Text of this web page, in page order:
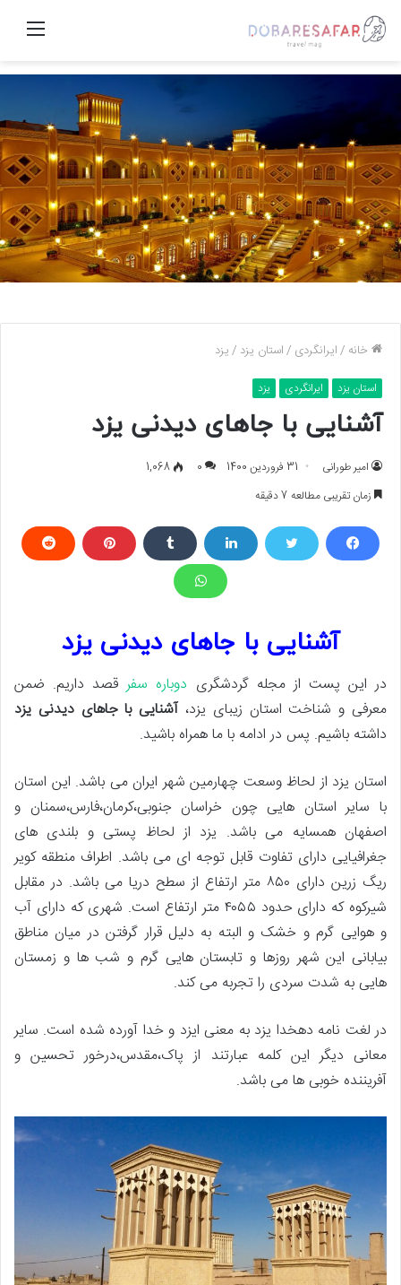
منو
خانه /ایرانگردی /استان یزد /یزد
استان یزد ایرانگردی یزد
آشنایی با جاهای دیدنی یزد
امیر طورانی 31 فروردین 1400 0
1,068
زمان تقریبی مطالعه 7 دقیقه
آشنایی با جاهای دیدنی یزد
در این پست از مجله گردشگری دوباره سفرقصد داریم. ضمن
معرفی و شناخت استان زیبای یزد،آشنایی با جاهای دیدنی یزد
داشته باشیم. پس در ادامه با ما همراه باشید.
استان یزد از لحاظ وسعت چهارمین شهر ایران می باشد. این استان
با سایر استان هایی چون خراسان جنوبی،کرمان،فارس،سمنان و
اصفهان همسایه می باشد. یزد از لحاظ پستی و بلندی های
جغرافیایی دارای تفاوت قابل توجه ای می باشد. اطراف منطقه کویر
ریگ زرین دارای ۸۵۰ متر ارتفاع از سطح دریا می باشد. در مقابل
شیرکوه که دارای حدود ۴۰۵۵ متر ارتفاع است. شهری که دارای آب
و هوایی گرم و خشک و البته به دلیل قرار گرفتن در میان مناطق
بیابانی این شهر روزها و تابستان هایی گرم و شب ها و زمستان
هایی به شدت سردی را تجربه می کند.
در لغت نامه دهخدا یزد به معنی ایزد و خدا آورده شده است. سایر
معانی دیگر این کلمه عبارتند از پاک،مقدس،درخور تحسین و
آفریننده خوبی ها می باشد.